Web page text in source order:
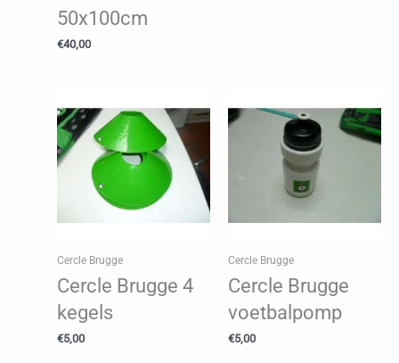
50x100cm
€40,00
Cercle Brugge
Cercle Brugge 4
kegels
€5,00
Cercle Brugge
Cercle Brugge
voetbalpomp
€5,00